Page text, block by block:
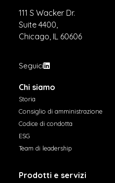
111 S Wacker Dr.
Suite 4400,
Chicago, IL 60606
Seguici
Chi siamo
Storia
Consiglio di amministrazione
Codice di condotta
ESG
Team di leadership
Prodotti e servizi